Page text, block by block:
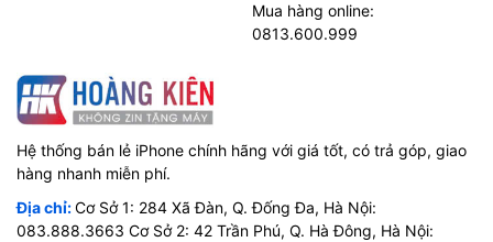
Mua hàng online:
0813.600.999
Hệ thống bán lẻ iPhone chính hãng với giá tốt, có trả góp, giao
hàng nhanh miễn phí.
Địa chỉ:Cơ Sở 1: 284 Xã Đàn, Q. Đống Đa, Hà Nội:
083.888.3663 Cơ Sở 2: 42 Trần Phú, Q. Hà Đông, Hà Nội: